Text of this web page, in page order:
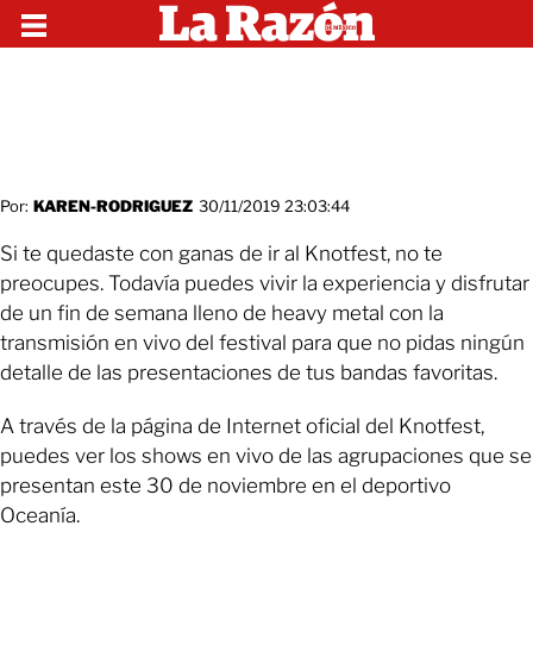
Por: KAREN-RODRIGUEZ 30/11/2019 23:03:44
Si te quedaste con ganas de ir al Knotfest, no te
preocupes. Todavía puedes vivir la experiencia y disfrutar
de un fin de semana lleno de heavy metal con la
transmisión en vivo del festival para que no pidas ningún
detalle de las presentaciones de tus bandas favoritas.
A través de la página de Internet oficial del Knotfest,
puedes ver los shows en vivo de las agrupaciones que se
presentan este 30 de noviembre en el deportivo
Oceanía.